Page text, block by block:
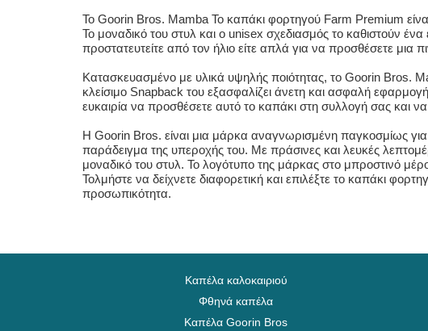
Το Goorin Bros. Mamba Το καπάκι φορτηγού Farm Premium
Το μοναδικό του στυλ και ο unisex σχεδιασμός το καθιστούν
προστατευτείτε από τον ήλιο είτε απλά για να προσθέσετε μια
Κατασκευασμένο με υλικά υψηλής ποιότητας, το Goorin Bros.
κλείσιμο Snapback του εξασφαλίζει άνετη και ασφαλή
ευκαιρία να προσθέσετε αυτό το καπάκι στη συλλογή σας και
Η Goorin Bros. είναι μια μάρκα αναγνωρισμένη παγκοσμίως
παράδειγμα της υπεροχής του. Με πράσινες και λευκές
μοναδικό του στυλ. Το λογότυπο της μάρκας στο μπροστινό
Τολμήστε να δείχνετε διαφορετική και επιλέξτε το καπάκι
προσωπικότητα.
Καπέλα καλοκαιριού
Φθηνά καπέλα
Καπέλα Goorin Bros